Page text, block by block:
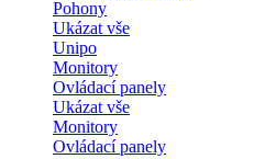
Pohony
Ukázat vše
Unipo
Monitory
Ovládací panely
Ukázat vše
Monitory
Ovládací panely